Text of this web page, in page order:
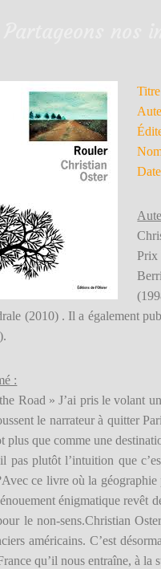
Prix
(2010) . Il a également
:
Road » J’ai pris le volant
le narrateur à quitter
plus que comme une
pas plutôt l’intuition que
ce livre où la géographie
énigmatique revêt
le non-sens.Christian
américains. C’est
qu’il nous entraîne, à la